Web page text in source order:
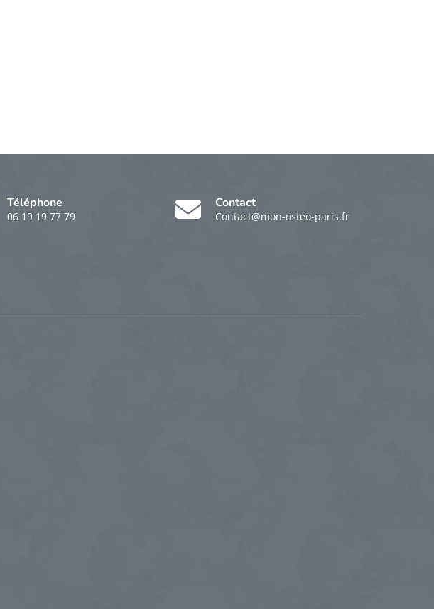
Téléphone
06 19 19 77 79
Contact
Contact@mon-osteo-paris.fr